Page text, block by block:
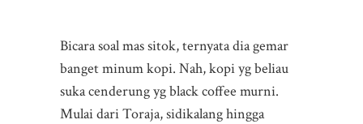
Bicara soal mas sitok, ternyata dia gemar
banget minum kopi. Nah, kopi yg beliau
suka cenderung yg black coffee murni.
Mulai dari Toraja, sidikalang hingga